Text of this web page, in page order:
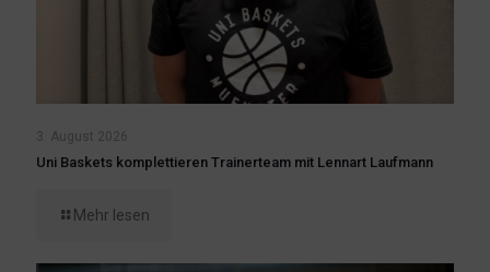
3. August 2026
Uni Baskets komplettieren Trainerteam mit Lennart Laufmann
Mehr lesen